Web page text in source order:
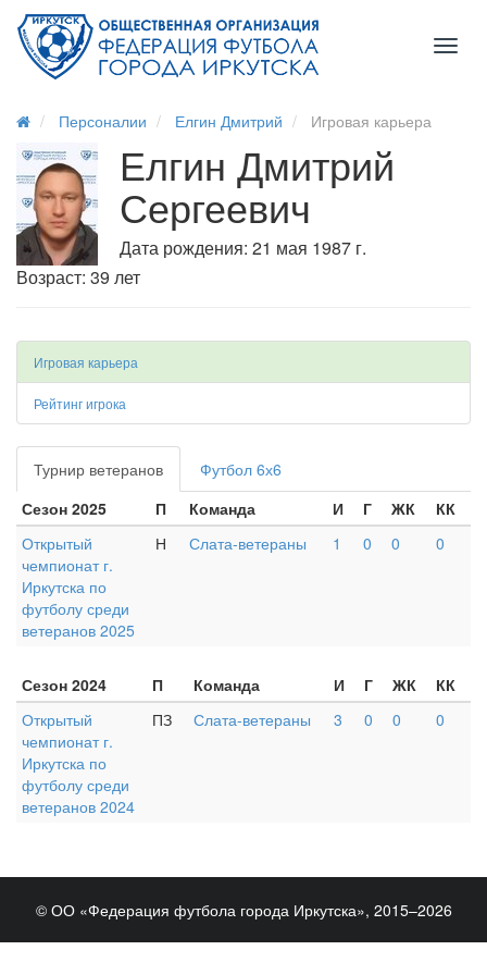
Персоналии Елгин Дмитрий Игровая карьера
Елгин Дмитрий
Сергеевич
Дата рождения: 21 мая 1987 г.
Возраст: 39 лет
Игровая карьера
Рейтинг игрока
Турнир ветеранов
Футбол 6х6
Сезон 2025
П Команда И Г ЖК
КК
Открытый
чемпионат г.
Иркутска по
футболу среди
ветеранов 2025
Н Слата-ветераны 1 0 0 0
Сезон 2024 П Команда И Г ЖК
КК
Открытый
чемпионат г.
Иркутска по
футболу среди
ветеранов 2024
ПЗ Слата-ветераны 3 0 0 0
© ОО «Федерация футбола города Иркутска», 2015–2026